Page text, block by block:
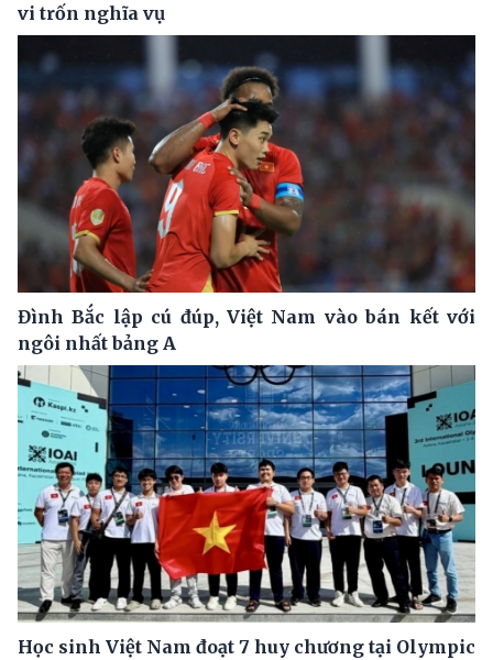
vi trốn nghĩa vụ
Đình Bắc lập cú đúp, Việt Nam vào bán kết với
ngôi nhất bảng A
Học sinh Việt Nam đoạt 7 huy chương tại Olympic